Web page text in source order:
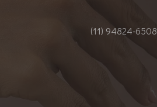
(11) 94824-6508